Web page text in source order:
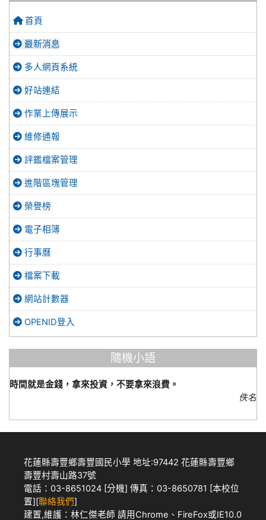
首頁
最新消息
多人網頁系統
好站連結
作業上傳展示
維修通報
評鑑檔案管理
進階區塊管理
榮譽榜
電子相簿
行事曆
檔案下載
網站計數器
OPENID登入
隨機小語
時間就是金錢，拿來投資，不要拿來浪費。
佚名
花蓮縣壽豐鄉壽豐國民小學 地址:97442 花蓮縣壽豐鄉
壽豐村壽山路37號
電話：03-8651024 [分機] 傳真：03-8650781 [本校位
置][聯絡我們]
建置,維護： 林仁傑老師 請用 Chrome 、 FireFox或IE10.0